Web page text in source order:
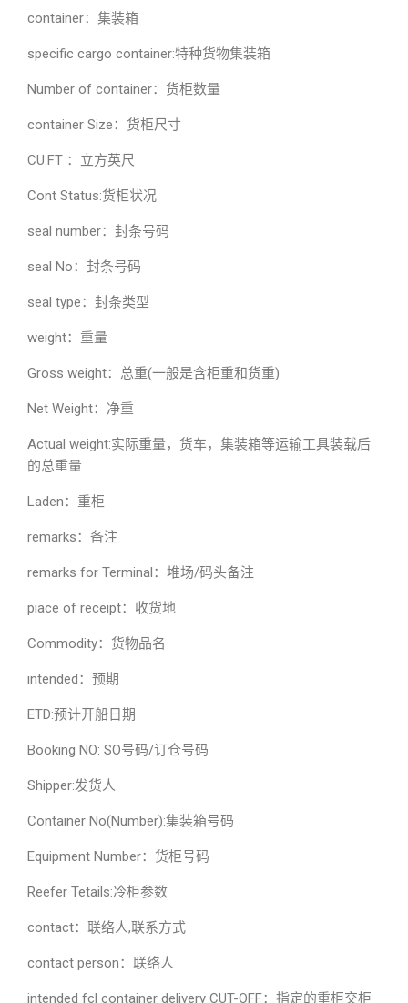
container：集装箱
specific cargo container:特种货物集装箱
Number of container：货柜数量
container Size：货柜尺寸
CU.FT ：立方英尺
Cont Status:货柜状况
seal number：封条号码
seal No：封条号码
seal type：封条类型
weight：重量
Gross weight：总重(一般是含柜重和货重)
Net Weight：净重
Actual weight:实际重量，货车，集装箱等运输工具装载后
的总重量
Laden：重柜
remarks：备注
remarks for Terminal：堆场/码头备注
piace of receipt：收货地
Commodity：货物品名
intended：预期
ETD:预计开船日期
Booking NO: SO号码/订仓号码
Shipper:发货人
Container No(Number):集装箱号码
Equipment Number：货柜号码
Reefer Tetails:冷柜参数
contact：联络人,联系方式
contact person：联络人
intended fcl container delivery CUT-OFF：指定的重柜交柜